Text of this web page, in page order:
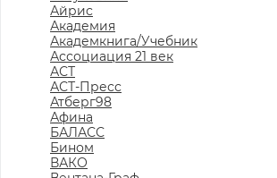
Айрис
Академия
Академкнига/Учебник
Ассоциация 21 век
АСТ
АСТ-Пресс
Атберг98
Афина
БАЛАСС
Бином
ВАКО